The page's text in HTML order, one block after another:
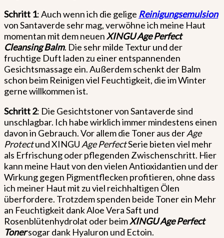
Schritt 1: Auch wenn ich die gelige Reinigungsemulsion
von Santaverde sehr mag, verwöhne ich meine Haut
momentan mit dem neuenXINGU Age Perfect
Cleansing Balm. Die sehr milde Textur und der
fruchtige Duft laden zu einer entspannenden
Gesichtsmassage ein. Außerdem schenkt der Balm
schon beim Reinigen viel Feuchtigkeit, die im Winter
gerne willkommen ist.
Schritt 2: Die Gesichtstoner von Santaverde sind
unschlagbar. Ich habe wirklich immer mindestens einen
davon in Gebrauch. Vor allem die Toner aus derAge
Protectund XINGU Age PerfectSerie bieten viel mehr
als Erfrischung oder pflegenden Zwischenschritt. Hier
kann meine Haut von den vielen Antioxidantien und der
Wirkung gegen Pigmentflecken profitieren, ohne dass
ich meiner Haut mit zu viel reichhaltigen Ölen
überfordere. Trotzdem spenden beide Toner ein Mehr
an Feuchtigkeit dank Aloe Vera Saft und
Rosenblütenhydrolat oder beimXINGUAge Perfect
Tonersogar dank Hyaluron und Ectoin.